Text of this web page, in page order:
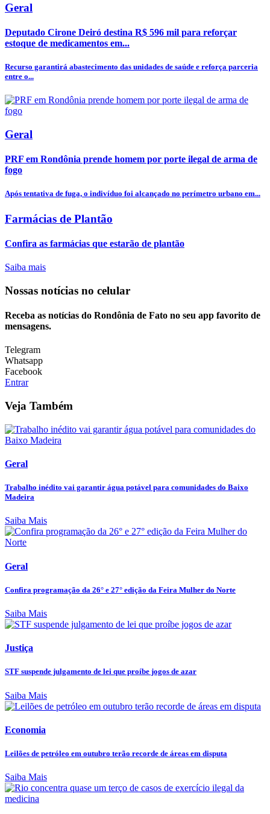
Geral
Deputado Cirone Deiró destina R$ 596 mil para reforçar
estoque de medicamentos em...
Recurso garantirá abastecimento das unidades de saúde e reforça parceria
entre o...
Geral
PRF em Rondônia prende homem por porte ilegal de arma de
fogo
Após tentativa de fuga, o indivíduo foi alcançado no perímetro urbano em...
Farmácias de Plantão
Confira as farmácias que estarão de plantão
Saiba mais
Nossas notícias no celular
Receba as notícias do Rondônia de Fato no seu app favorito de
mensagens.
Telegram
Whatsapp
Facebook
Entrar
Veja Também
Geral
Trabalho inédito vai garantir água potável para comunidades do Baixo
Madeira
Saiba Mais
Geral
Confira programação da 26° e 27° edição da Feira Mulher do Norte
Saiba Mais
Justiça
STF suspende julgamento de lei que proíbe jogos de azar
Saiba Mais
Economia
Leilões de petróleo em outubro terão recorde de áreas em disputa
Saiba Mais